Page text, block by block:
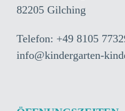
82205 Gilching
Telefon: +49 8105
info@kindergarten-